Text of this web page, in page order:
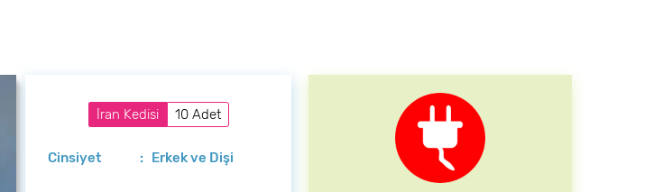
İran Kedisi 10 Adet
Cinsiyet : Erkek ve Dişi